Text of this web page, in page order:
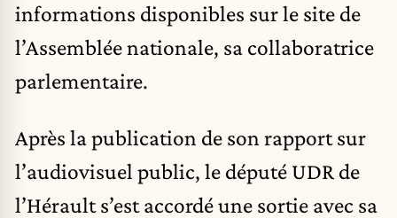
informations disponibles sur le site de
l’Assemblée nationale, sa collaboratrice
parlementaire.
Après la publication de son rapport sur
l’audiovisuel public, le député UDR de
l’Hérault s’est accordé une sortie avec sa